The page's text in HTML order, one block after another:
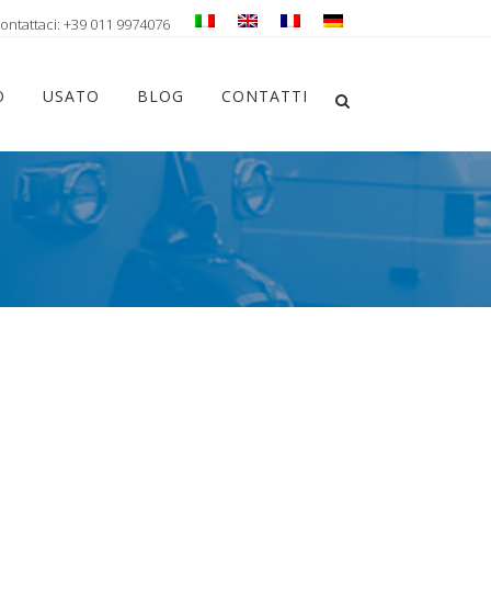
+39 011 9974076
USATO BLOG CONTATTI